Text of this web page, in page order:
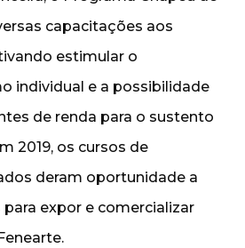
capacitações aos
estimular o
individual e a possibilidade
de renda para o sustento
2019, os cursos de
deram oportunidade a
expor e comercializar